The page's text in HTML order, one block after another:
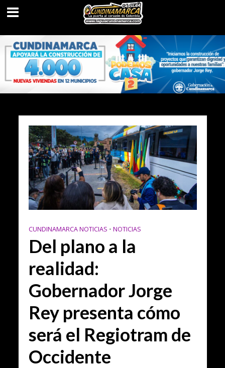
CUNDINAMARCA NOTICIAS • NOTICIAS
Del plano a la
realidad:
Gobernador Jorge
Rey presenta cómo
será el Regiotram de
Occidente